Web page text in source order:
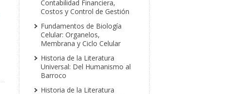
Contabilidad Financiera,
Costos y Control de Gestión
Fundamentos de Biología
Celular: Organelos,
Membrana y Ciclo Celular
Historia de la Literatura
Universal: Del Humanismo al
Barroco
Historia de la Literatura